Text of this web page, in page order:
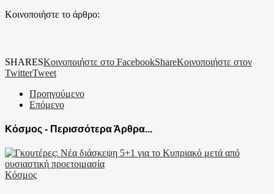
Κοινοποιήστε το άρθρο:
SHARESΚοινοποιήστε στο FacebookShareΚοινοποιήστε στον
TwitterTweet
Προηγούμενο
Επόμενο
Κόσμος - Περισσότερα Άρθρα...
Κόσμος